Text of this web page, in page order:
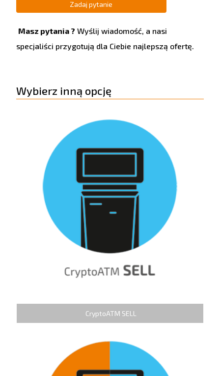
Zadaj pytanie
Masz pytania ? Wyślij wiadomość, a nasi
specjaliści przygotują dla Ciebie najlepszą ofertę.
Wybierz inną opcję
CryptoATM SELL